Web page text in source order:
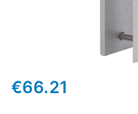
€66.21